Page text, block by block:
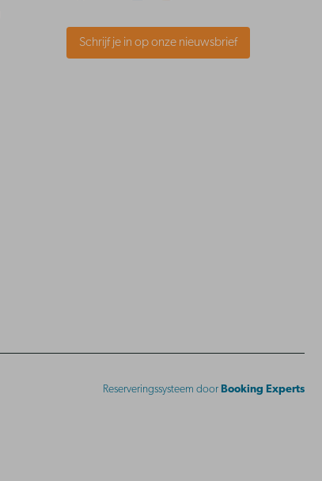
Schrijf je in op onze nieuwsbrief
Reserveringssysteem door Booking Experts